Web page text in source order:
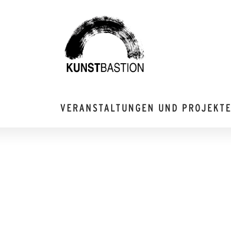
VERANSTALTUNGEN UND PROJEKTE